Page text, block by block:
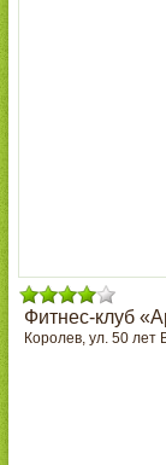
Фитнес-клуб
Королев, ул. 50 лет